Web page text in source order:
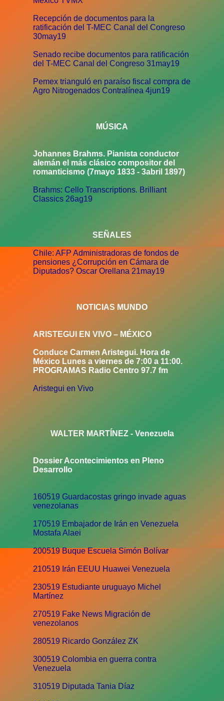
Recepción de documentos para la
ratificación del T-MEC Canal del Congreso
30may19
Senado recibe documentos para ratificación
del T-MEC Canal del Congreso 31may19
Pemex trianguló en paraíso fiscal compra de
Agro Nitrogenados Contralínea 4jun19
MÚSICA
Johannes Brahms. Pianista conductor
alemán el más clásico compositor del
romanticismo (7mayo 1833 - 3abril 1897)
Brahms: Cello Transcriptions. Brilliant
Classics 26ag19
SEÑALES
Chile: AFP Administradoras de fondos de
pensiones ¿Corrupción en Cámara de
Diputados? Oscar Orellana 21may19
NOTICIAS MUNDO
ARISTEGUI EN VIVO – MÉXICO
Conduce Carmen Aristegui. Hora de
México Lunes a viernes de 7:00 a 11:00.
PROGRAMAS Radio Centro 97.7 fm
Aristegui en Vivo
WALTER MARTÍNEZ - Venezuela
Dossier Acontecimientos en Pleno
Desarrollo
160519 Guardacostas gringo invade aguas
venezolanas
170519 Embajador de Irán en Venezuela
Mostafa Alaei
200519 Buque Escuela Simón Bolívar
210519 Irán EEUU Huawei Venezuela
230519 Estudiante uruguayo Michel
Martínez
270519 Fake News Migración de
venezolanos
280519 Ricardo González ZK
300519 Colombia en guerra contra
Venezuela
310519 Diputada Tania Díaz